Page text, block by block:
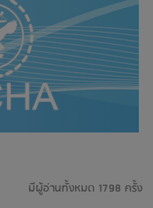
มีผู้อ่านทั้งหมด 1798 ครั้ง